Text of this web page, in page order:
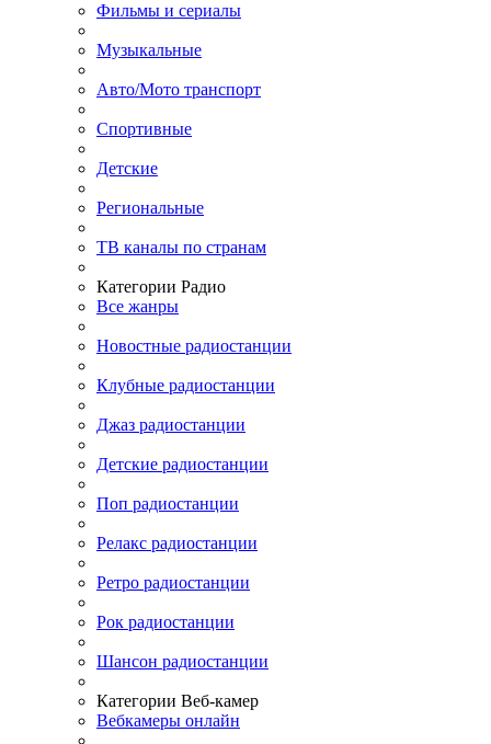
Фильмы и сериалы
Музыкальные
Авто/Мото транспорт
Спортивные
Детские
Региональные
ТВ каналы по странам
Категории Радио
Все жанры
Новостные радиостанции
Клубные радиостанции
Джаз радиостанции
Детские радиостанции
Поп радиостанции
Релакс радиостанции
Ретро радиостанции
Рок радиостанции
Шансон радиостанции
Категории Веб-камер
Вебкамеры онлайн